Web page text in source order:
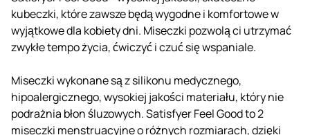
kubeczki, które zawsze będą wygodne i komfortowe w
wyjątkowe dla kobiety dni. Miseczki pozwolą ci utrzymać
zwykłe tempo życia, ćwiczyć i czuć się wspaniale.
Miseczki wykonane są z silikonu medycznego,
hipoalergicznego, wysokiej jakości materiału, który nie
podrażnia błon śluzowych. Satisfyer Feel Good to 2
miseczki menstruacyjne o różnych rozmiarach, dzięki